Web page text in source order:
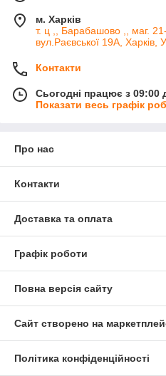
м. Харків
т. ц ,, Барабашово ,, маг.
вул.Раєвської 19А, Харків,
Контакти
Сьогодні працює з 09:00
Показати весь графік
Про нас
Контакти
Доставка та оплата
Графік роботи
Повна версія сайту
Сайт створено на
Політика конфіденційності